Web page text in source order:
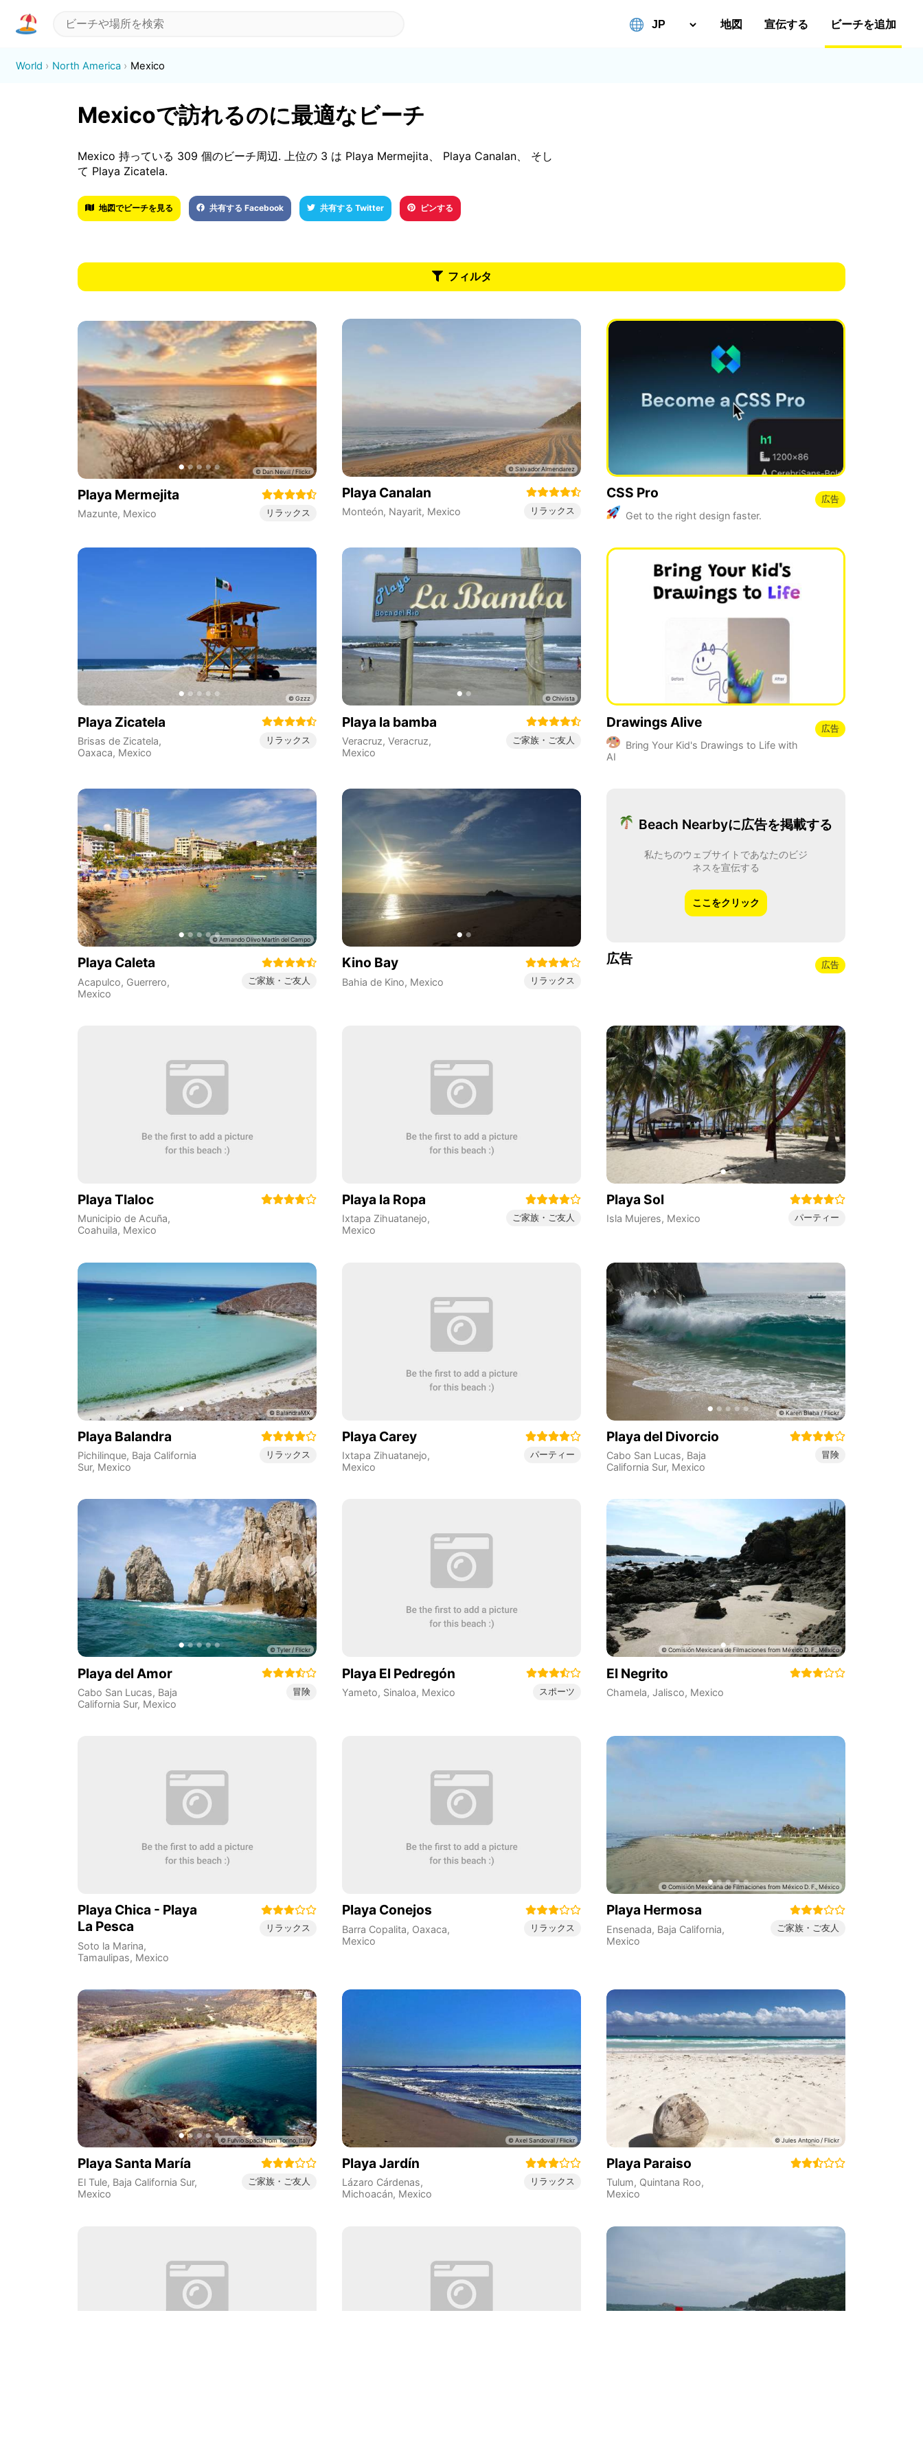
地図 宣伝する ビーチを追加
World North America Mexico
Mexicoで訪れるのに最適なビーチ
Mexico 持っている 309 個のビーチ周辺. 上位の 3 は Playa Mermejita、 Playa Canalan、 そし
て Playa Zicatela.
地図でビーチを見る 共有する Facebook 共有する Twitter ピンする
フィルタ
Playa Mermejita
Mazunte, Mexico リラックス
Playa Canalan
Monteón, Nayarit, Mexico リラックス
CSS Pro
Get to the right design faster.
広告
Playa Zicatela
Brisas de Zicatela,
Oaxaca, Mexico
リラックス
Playa la bamba
Veracruz, Veracruz,
Mexico
ご家族・ご友人
Drawings Alive
Bring Your Kid's Drawings to Life with
AI
広告
Playa Caleta
Acapulco, Guerrero,
Mexico
ご家族・ご友人
Kino Bay
Bahia de Kino, Mexico リラックス
Beach Nearbyに広告を掲載する
私たちのウェブサイトであなたのビジ
ネスを宣伝する
ここをクリック
広告 広告
Playa Tlaloc
Municipio de Acuña,
Coahuila, Mexico
Playa la Ropa
Ixtapa Zihuatanejo,
Mexico
ご家族・ご友人
Playa Sol
Isla Mujeres, Mexico パーティー
Playa Balandra
Pichilinque, Baja California
Sur, Mexico
リラックス
Playa Carey
Ixtapa Zihuatanejo,
Mexico
パーティー
Playa del Divorcio
Cabo San Lucas, Baja
California Sur, Mexico
冒険
Playa del Amor
Cabo San Lucas, Baja
California Sur, Mexico
冒険
Playa El Pedregón
Yameto, Sinaloa, Mexico スポーツ
El Negrito
Chamela, Jalisco, Mexico
Playa Chica - Playa
La Pesca
Soto la Marina,
Tamaulipas, Mexico
リラックス
Playa Conejos
Barra Copalita, Oaxaca,
Mexico
リラックス
Playa Hermosa
Ensenada, Baja California,
Mexico
ご家族・ご友人
Playa Santa María
El Tule, Baja California Sur,
Mexico
ご家族・ご友人
Playa Jardín
Lázaro Cárdenas,
Michoacán, Mexico
リラックス
Playa Paraiso
Tulum, Quintana Roo,
Mexico